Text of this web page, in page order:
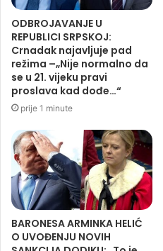
ODBROJAVANJE U
REPUBLICI SRPSKOJ:
Crnadak najavljuje pad
režima –„Nije normalno da
se u 21. vijeku pravi
proslava kad dođe…“
prije 1 minute
BARONESA ARMINKA HELIĆ
O UVOĐENJU NOVIH